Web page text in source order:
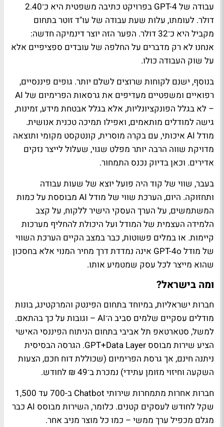
עבודה של GPT-4 בפרויקט כתיבה משפטית היא כ־2.40
דולר. לעומתו, עלות שעת עבודה של עו"ד זוטר בתחום
מקביל היא כ־32 דולר. הפער הזה יוצר דינמיקה חדשה:
אנחנו לא רק מדברים על החלפה של עובדים ספציפיים אלא
על שוק העבודה כולו.
בנוסף, ישנם לקוחות שרוצים לשלם יותר. גופים פיננסיים,
רפואיים ומשפטיים מעדיפים את גרסאות הפרימיום של AI
– לא בגלל הפונקציונליות, אלא בגלל אבטחת מידע, זמינות,
גישה למודלים מותאמים, ואפילו תמיכה טכנית אנושית.
מודל AI איכותי, עם בקרה מוסרית, קונטקסט מקומי ותוצאה
מדויקת שווה הרבה יותר מפלט שגוי, שעלול לייצר נזקים
אדירים. וכאן בדיוק נכנס התמחור.
בעבר, שווי של קוד היה פועל יוצא של שעות עבודה
ותחזוקה. היום, הערכת שווי של מודל AI מבוססת על כמות
המשתמשים, על הערך העסקי הישיר ללקוח, על קצב
הלמידה העצמית של המודל ועל היכולת להחליף מערכות
קיימות. או במלים פשוטות, כבר במצב הקיים הערכת השווי
של מודל GPT-4o אינה נמדדת דרך מחיר המנוי אלא בחסכון
שהוא מייצר לכל עסק שמטמיע אותו.
ומה בישראל?
חברות ישראליות, במיוחד בתחום הפינטק והמרקטינג, בונות
מודלים עסקיים שלמים סביב ה־AI –
וגובות על כך בהתאם.
למשל, סטארטאפ תל אביבי בתחום הניתוח הפיננסי האישי
הציע שירות מבוסס GPT+Data Layer. הגרסה הבסיסית
ניתנה חינם, אך גרסת הפרימיום (שכוללת דוח חכם, הצעות
השקעה וחיזוי מזומן עתידי) נמכרת ב־49 ₪ לחודש.
חברות אחרות מתמחרות שירותי Chatbot
ב-700 עד 1,500
שקל לחודש לעסקים קטנים. כלומר, השירות מבוסס AI כבר
מגלם מכפיל ערך ממשי – כמו כל מוצר מניב אחר.